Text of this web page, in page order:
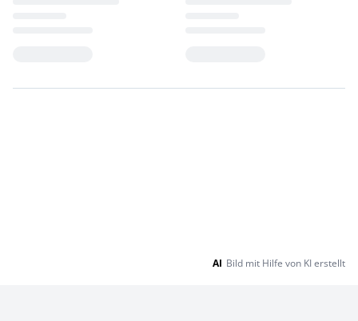
AI Bild mit Hilfe von KI erstellt